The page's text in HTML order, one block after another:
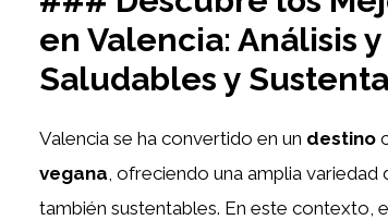
en Valencia: Análisis
Saludables y
Valencia se ha convertido en un destino
vegana , ofreciendo una amplia
también sustentables. En este contexto,